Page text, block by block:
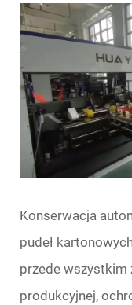
Konserwacja
pudeł
przede wszystkim
produkcyjnej,